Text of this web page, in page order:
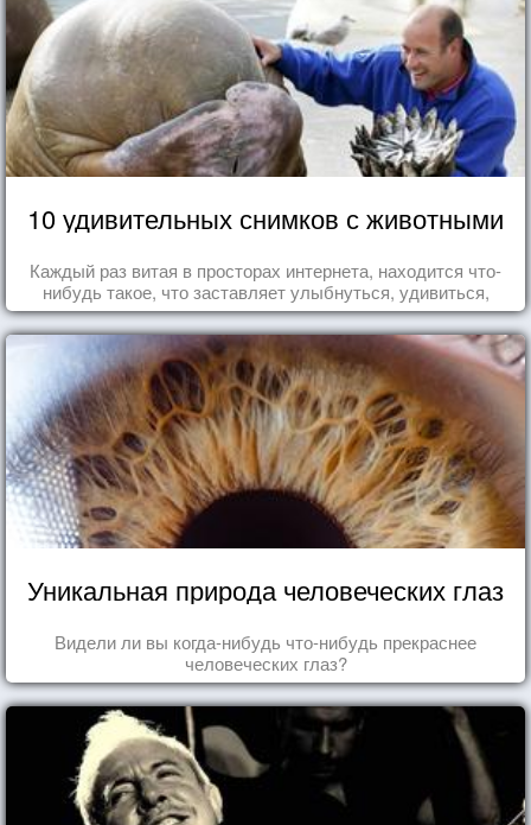
10 удивительных снимков с животными
Каждый раз витая в просторах интернета, находится что-
нибудь такое, что заставляет улыбнуться, удивиться,
восхититься...
Уникальная природа человеческих глаз
Видели ли вы когда-нибудь что-нибудь прекраснее
человеческих глаз?